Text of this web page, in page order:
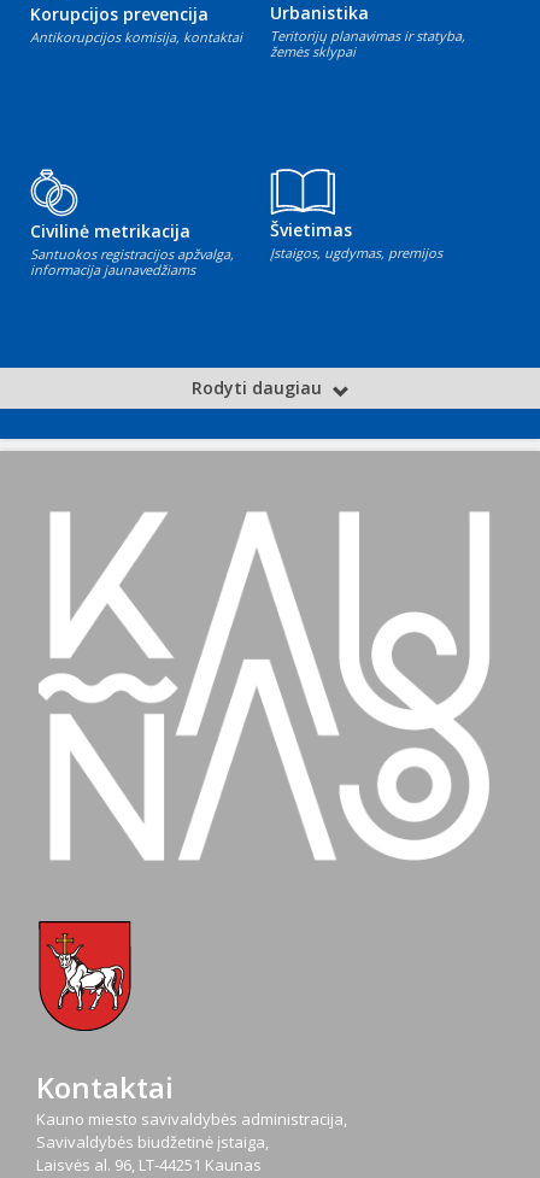
Korupcijos prevencija
Antikorupcijos komisija, kontaktai
Urbanistika
Teritorijų planavimas ir statyba,
žemės sklypai
Civilinė metrikacija
Santuokos registracijos apžvalga,
informacija jaunavedžiams
Švietimas
Įstaigos, ugdymas, premijos
Rodyti daugiau
Kontaktai
Kauno miesto savivaldybės administracija,
Savivaldybės biudžetinė įstaiga,
Laisvės al. 96, LT-44251 Kaunas